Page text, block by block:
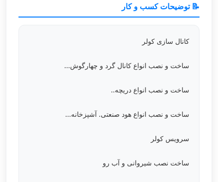
📝 توضیحات کسب و کار
کانال سازی کولر
ساخت و نصب انواع کانال گرد و چهارگوش...
ساخت و نصب انواع دریچه..
ساخت و نصب انواع هود صنعتی. آشپزخانه...
سرویس کولر
ساخت نصب شیروانی و آب رو